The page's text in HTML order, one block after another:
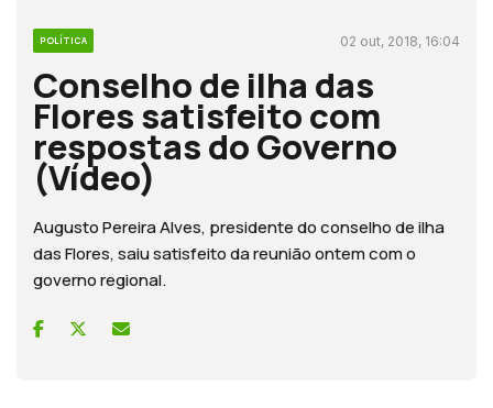
POLÍTICA 02 out, 2018, 16:04
Conselho de ilha das
Flores satisfeito com
respostas do Governo
(Vídeo)
Augusto Pereira Alves, presidente do conselho de ilha
das Flores, saiu satisfeito da reunião ontem com o
governo regional.